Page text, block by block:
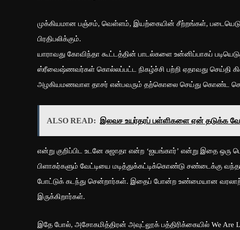
முக்கியமான பஞ்சம், வெள்ளம், இயற்கையின் சீற்றங்கள்,
பிரதிபலிக்கும்.
யாராவது கோவிந்தா கூட்டத்தின் பாடல்களை உன்னிப்பாகப்
ஸ்ரீவைஷ்ணவர்கள் கொல்லப்பட்ட நிகழ்ச்சி பற்றி ஏதாவது செய்தி
அழகியமணவாள தாசர் என்பவரும் தற்கொலை செய்து கொண்ட
ALSO READ: இலவச உயர்தரப் பள்ளிகளை ஏன் தடுக்க
என்று குறிப்பிட உடனே சுஜாதா என்ற ‘ஐயங்கார்’ என்று இதை ஒரு
பிளாகர்களும் வேட்டியை மடித்துக்கட்டிக்கொண்டு சண்டைக்கு
போட்டுக் கடந்து சென்றார்கள். இதைப் போன்ற உண்மையான
இருக்கிறார்கள்.
இதே போல், அசோகமித்திரன் அவுட்லூக் பத்திரிக்கையில் We Are